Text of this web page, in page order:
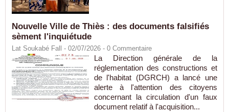
Nouvelle Ville de Thiès : des documents falsifiés
sèment l'inquiétude
Lat Soukabé Fall - 02/07/2026 - 0 Commentaire
La Direction générale de la
réglementation des constructions et
de l'habitat (DGRCH) a lancé une
alerte à l'attention des citoyens
concernant la circulation d'un faux
document relatif à l'acquisition...